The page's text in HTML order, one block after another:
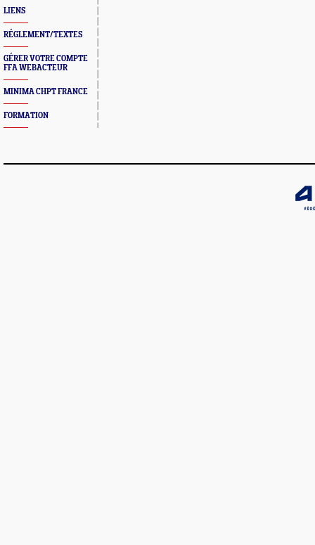
LIENS
RÉGLEMENT/TEXTES
GÉRER VOTRE COMPTE
FFA WEBACTEUR
MINIMA CHPT FRANCE
FORMATION